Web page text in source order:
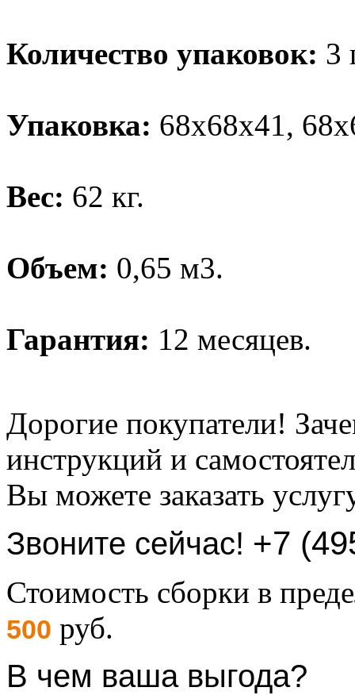
Количество упаковок: 3
Упаковка: 68х68х41,
Вес: 62 кг.
Объем: 0,65 м3.
Гарантия: 12 месяцев.
Дорогие покупатели!
инструкций и
Вы можете заказать
Звоните сейчас! +7
Стоимость сборки в
500 руб.
В чем ваша выгода?